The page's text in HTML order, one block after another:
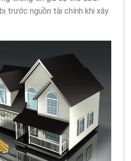
trước nguồn tài chính khi xây